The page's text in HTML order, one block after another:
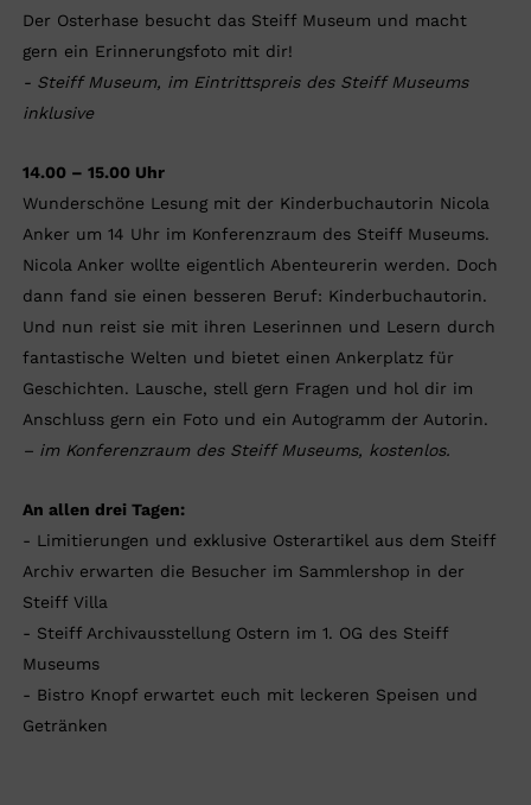
Der Osterhase besucht das Steiff Museum und macht
gern ein Erinnerungsfoto mit dir!
- Steiff Museum, im Eintrittspreis des Steiff Museums
inklusive
14.00 – 15.00 Uhr
Wunderschöne Lesung mit der Kinderbuchautorin Nicola
Anker um 14 Uhr im Konferenzraum des Steiff Museums.
Nicola Anker wollte eigentlich Abenteurerin werden. Doch
dann fand sie einen besseren Beruf: Kinderbuchautorin.
Und nun reist sie mit ihren Leserinnen und Lesern durch
fantastische Welten und bietet einen Ankerplatz für
Geschichten. Lausche, stell gern Fragen und hol dir im
Anschluss gern ein Foto und ein Autogramm der Autorin.
– im Konferenzraum des Steiff Museums, kostenlos.
An allen drei Tagen:
- Limitierungen und exklusive Osterartikel aus dem Steiff
Archiv erwarten die Besucher im Sammlershop in der
Steiff Villa
- Steiff Archivausstellung Ostern im 1. OG des Steiff
Museums
- Bistro Knopf erwartet euch mit leckeren Speisen und
Getränken